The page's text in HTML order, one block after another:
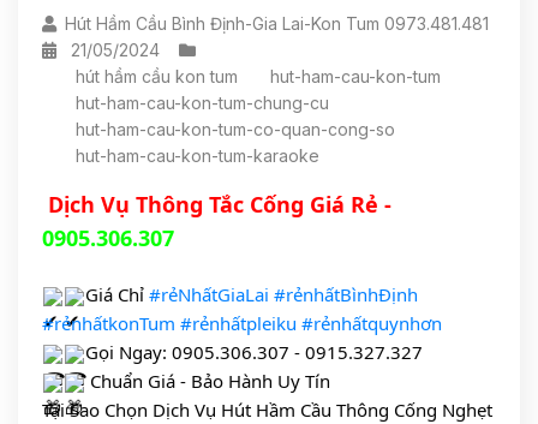
Hút Hầm Cầu Bình Định-Gia Lai-Kon Tum 0973.481.481
21/05/2024
hút hầm cầu kon tum
hut-ham-cau-kon-tum
hut-ham-cau-kon-tum-chung-cu
hut-ham-cau-kon-tum-co-quan-cong-so
hut-ham-cau-kon-tum-karaoke
Dịch Vụ Thông Tắc Cống Giá Rẻ -
0905.306.307
Giá Chỉ #rẻNhấtGiaLai #rẻnhấtBìnhĐịnh
#rẻnhấtkonTum #rẻnhấtpleiku #rẻnhấtquynhơn
Gọi Ngay: 0905.306.307 - 0915.327.327
Chuẩn Giá - Bảo Hành Uy Tín
Tại Sao Chọn Dịch Vụ Hút Hầm Cầu Thông Cống Nghẹt